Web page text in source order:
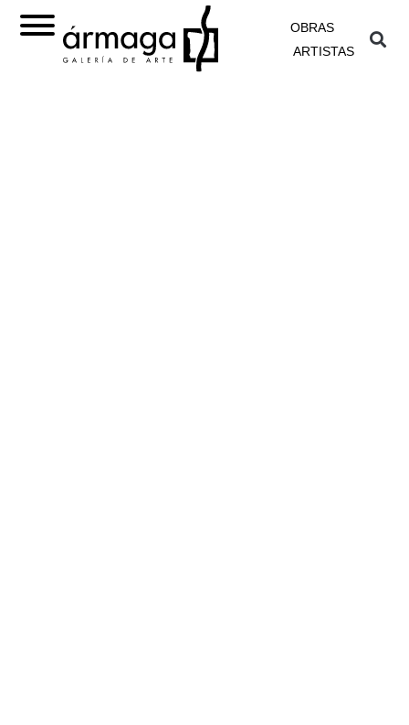
OBRAS
ARTISTAS